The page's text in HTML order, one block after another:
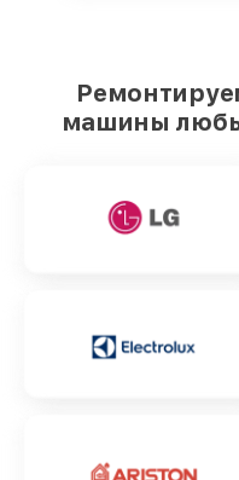
машины